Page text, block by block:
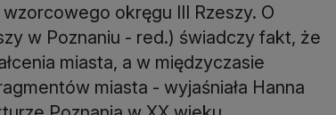
okręgu III Rzeszy. O
w Poznaniu - red.) świadczy fakt, że
miasta, a w międzyczasie
miasta - wyjaśniała Hanna